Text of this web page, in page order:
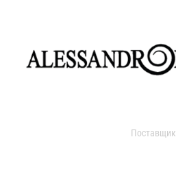
Поставщик